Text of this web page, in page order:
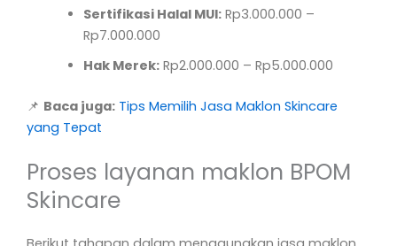
Sertifikasi Halal MUI:Rp3.000.000 –
Rp7.000.000
Hak Merek:Rp2.000.000 – Rp5.000.000
📌 Baca juga: Tips Memilih Jasa Maklon Skincare
yang Tepat
Proses layanan maklon BPOM
Skincare